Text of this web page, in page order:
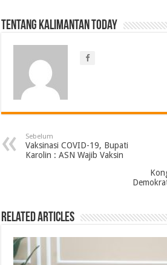
Tentang Kalimantan Today
Sebelum
Vaksinasi COVID-19, Bupati
Karolin : ASN Wajib Vaksin
Related Articles